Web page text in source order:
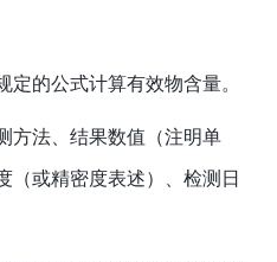
定的公式计算有效物含量。
方法、结果数值（注明单
（或精密度表述）、检测日